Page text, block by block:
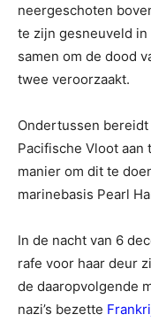
neergeschoten
te zijn gesneuveld in
samen om de dood
twee veroorzaakt.
Ondertussen
Pacifische Vloot aan
manier om dit te
marinebasis Pearl
In de nacht van 6
rafe voor haar deur
de daaropvolgende
nazi’s bezette